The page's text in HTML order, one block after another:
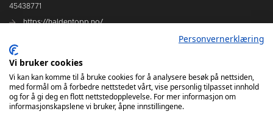
45438771
https://haldentopp.no/
Se Hans Petter Willes bildearkiv
Personvernerklæring
Vi bruker cookies
Vi kan kan komme til å bruke cookies for å analysere besøk på nettsiden,
med formål om å forbedre nettstedet vårt, vise personlig tilpasset innhold
og for å gi deg en flott nettstedopplevelse. For mer informasjon om
informasjonskapslene vi bruker, åpne innstillingene.